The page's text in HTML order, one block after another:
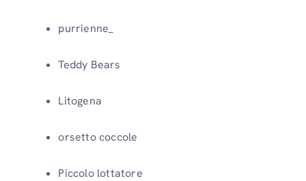
purrienne_
Teddy Bears
Litogena
orsetto coccole
Piccolo lottatore